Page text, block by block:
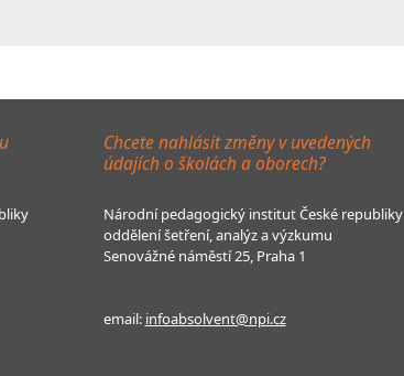
Chcete nahlásit změny v uvedených
údajích o školách a oborech?
Národní pedagogický institut České republiky
oddělení šetření, analýz a výzkumu
Senovážné náměstí 25, Praha 1
email: infoabsolvent@npi.cz